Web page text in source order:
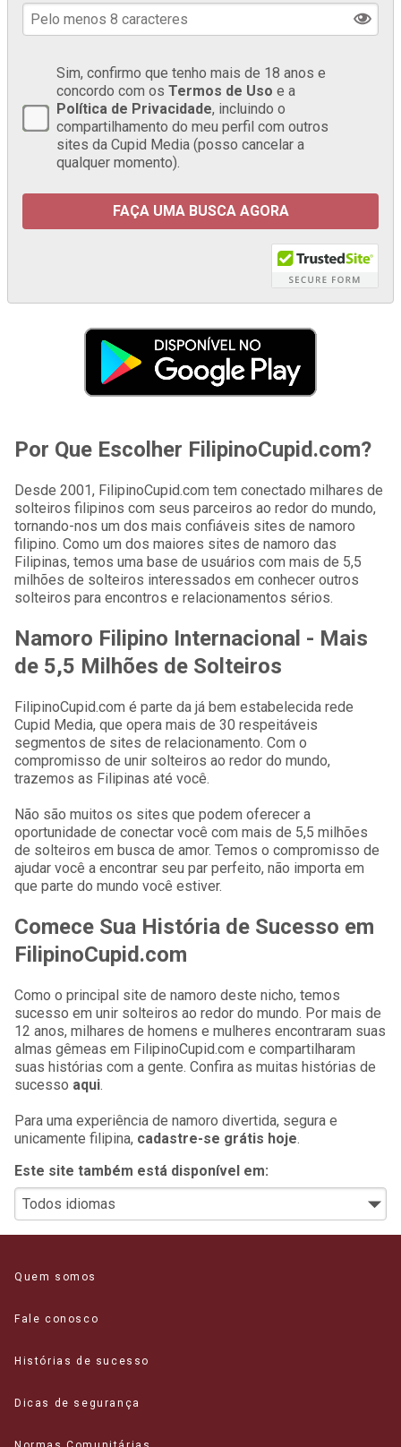
Sim, confirmo que tenho mais de 18 anos e
concordo com os Termos de Uso e a
Política de Privacidade, incluindo o
compartilhamento do meu perfil com outros
sites da Cupid Media (posso cancelar a
qualquer momento).
Por Que Escolher FilipinoCupid.com?
Desde 2001, FilipinoCupid.com tem conectado milhares de
solteiros filipinos com seus parceiros ao redor do mundo,
tornando-nos um dos mais confiáveis sites de namoro
filipino. Como um dos maiores sites de namoro das
Filipinas, temos uma base de usuários com mais de 5,5
milhões de solteiros interessados em conhecer outros
solteiros para encontros e relacionamentos sérios.
Namoro Filipino Internacional - Mais
de 5,5 Milhões de Solteiros
FilipinoCupid.com é parte da já bem estabelecida rede
Cupid Media, que opera mais de 30 respeitáveis
segmentos de sites de relacionamento. Com o
compromisso de unir solteiros ao redor do mundo,
trazemos as Filipinas até você.
Não são muitos os sites que podem oferecer a
oportunidade de conectar você com mais de 5,5 milhões
de solteiros em busca de amor. Temos o compromisso de
ajudar você a encontrar seu par perfeito, não importa em
que parte do mundo você estiver.
Comece Sua História de Sucesso em
FilipinoCupid.com
Como o principal site de namoro deste nicho, temos
sucesso em unir solteiros ao redor do mundo. Por mais de
12 anos, milhares de homens e mulheres encontraram suas
almas gêmeas em FilipinoCupid.com e compartilharam
suas histórias com a gente. Confira as muitas histórias de
sucesso aqui.
Para uma experiência de namoro divertida, segura e
unicamente filipina, cadastre-se grátis hoje.
Este site também está disponível em:
Quem somos
Fale conosco
Histórias de sucesso
Dicas de segurança